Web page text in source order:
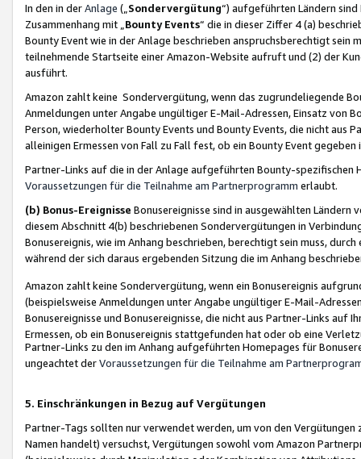
In den in derAnlage („ Sondervergütung“) aufgeführten Ländern
Zusammenhang mit „ Bounty Events“ die in dieser Ziffer 4 (a)
Bounty Event wie in der Anlage beschrieben anspruchsberechtigt sein
teilnehmende Startseite einer Amazon-Website aufruft und (2) der
ausführt.
Amazon zahlt keine Sondervergütung, wenn das zugrundeliegende
Anmeldungen unter Angabe ungültiger E-Mail-Adressen, Einsatz von
Person, wiederholter Bounty Events und Bounty Events, die nicht
alleinigen Ermessen von Fall zu Fall fest, ob ein Bounty Event
Partner-Links auf die in der Anlage aufgeführten Bounty-spezifischen
Voraussetzungen für die Teilnahme am Partnerprogramm erlaubt.
(b) Bonus-Ereignisse Bonusereignisse sind in ausgewählten Ländern
diesem Abschnitt 4(b) beschriebenen Sondervergütungen in
Bonusereignis, wie im Anhang beschrieben, berechtigt sein muss,
während der sich daraus ergebenden Sitzung die im Anhang
Amazon zahlt keine Sondervergütung, wenn ein Bonusereignis
(beispielsweise Anmeldungen unter Angabe ungültiger E-Mail-
Bonusereignisse und Bonusereignisse, die nicht aus Partner-Links auf
Ermessen, ob ein Bonusereignis stattgefunden hat oder ob eine
Partner-Links zu den im Anhang aufgeführten Homepages für
ungeachtet derVoraussetzungen für die Teilnahme am
5. Einschränkungen in Bezug auf Vergütungen
Partner-Tags sollten nur verwendet werden, um von den
Namen handelt) versuchst, Vergütungen sowohl vom Amazon